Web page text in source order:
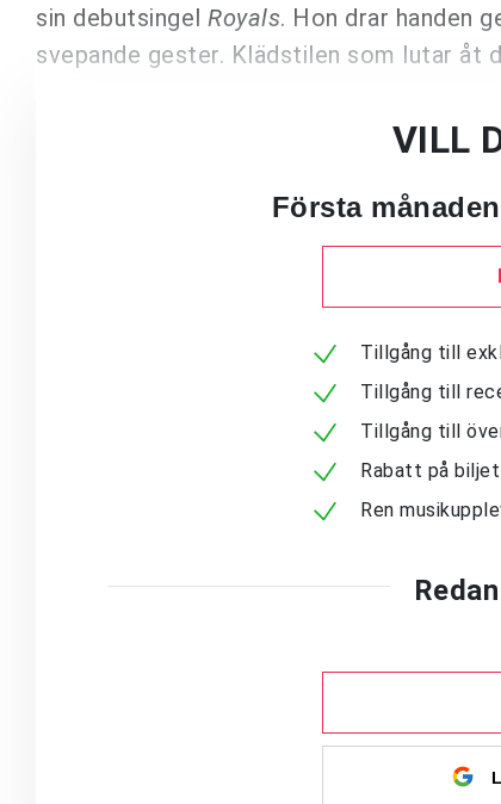
sin debutsingel Royals. Hon drar handen
svepande gester. Klädstilen som lutar åt
VILL
Första
Tillgång till
Tillgång till
Tillgång till
Rabatt på
Ren